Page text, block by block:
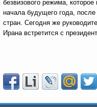
безвизового режима,
начала будущего года,
стран. Сегодня же
Ирана встретится с